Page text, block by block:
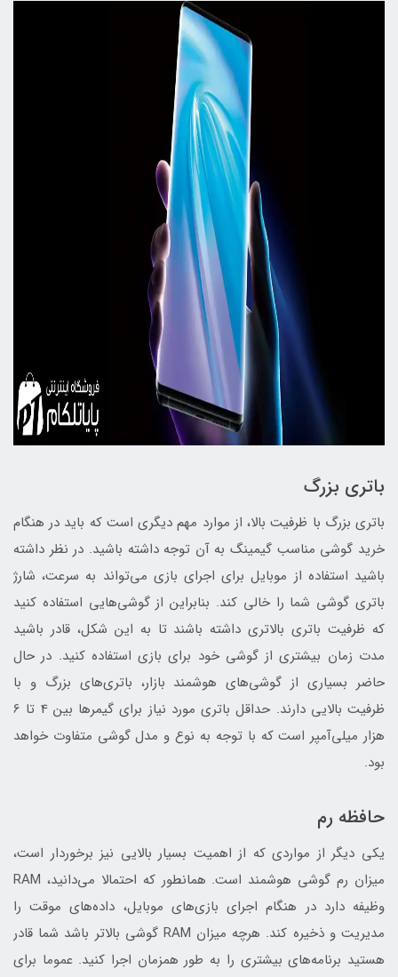
باتری بزرگ
باتری بزرگ با ظرفیت بالا، از موارد مهم دیگری است که باید در هنگام
خرید گوشی مناسب گیمینگ به آن توجه داشته باشید. در نظر داشته
باشید استفاده از موبایل برای اجرای بازی می‌تواند به سرعت، شارژ
باتری گوشی شما را خالی کند. بنابراین از گوشی‌هایی استفاده کنید
که ظرفیت باتری بالاتری داشته باشند تا به این شکل، قادر باشید
مدت زمان بیشتری از گوشی خود برای بازی استفاده کنید. در حال
حاضر بسیاری از گوشی‌های هوشمند بازار، باتری‌های بزرگ و با
ظرفیت بالایی دارند. حداقل باتری مورد نیاز برای گیمرها بین 4 تا 6
هزار میلی‌آمپر است که با توجه به نوع و مدل گوشی متفاوت خواهد
بود.
حافظه رم
یکی دیگر از مواردی که از اهمیت بسیار بالایی نیز برخوردار است،
میزان رم گوشی هوشمند است. همانطور که احتمالا می‌دانید، RAM
وظیفه دارد در هنگام اجرای بازی‌های موبایل، داده‌های موقت را
مدیریت و ذخیره کند. هرچه میزان RAM گوشی بالاتر باشد شما قادر
هستید برنامه‌های بیشتری را به طور همزمان اجرا کنید. عموما برای